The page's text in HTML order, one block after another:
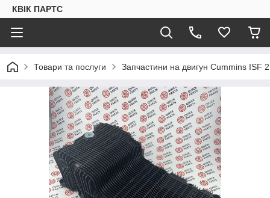
КВІК ПАРТС
Товари та послуги Запчастини на двигун Cummins ISF